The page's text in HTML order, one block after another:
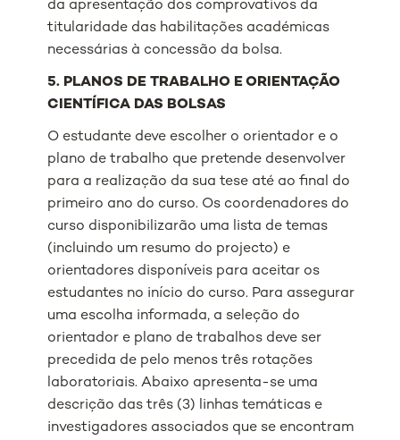
da apresentação dos comprovativos da
titularidade das habilitações académicas
necessárias à concessão da bolsa.
5. PLANOS DE TRABALHO E ORIENTAÇÃO
CIENTÍFICA DAS BOLSAS
O estudante deve escolher o orientador e o
plano de trabalho que pretende desenvolver
para a realização da sua tese até ao final do
primeiro ano do curso. Os coordenadores do
curso disponibilizarão uma lista de temas
(incluindo um resumo do projecto) e
orientadores disponíveis para aceitar os
estudantes no início do curso. Para assegurar
uma escolha informada, a seleção do
orientador e plano de trabalhos deve ser
precedida de pelo menos três rotações
laboratoriais. Abaixo apresenta-se uma
descrição das três (3) linhas temáticas e
investigadores associados que se encontram